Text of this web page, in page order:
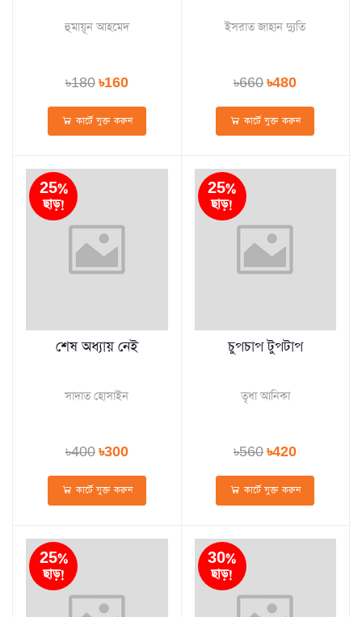
হুমায়ূন আহমেদ
৳180৳160
কার্টে যুক্ত করুন
ইসরাত জাহান দ্যুতি
৳660৳480
কার্টে যুক্ত করুন
25%
ছাড়!
শেষ অধ্যায় নেই
সাদাত হোসাইন
৳400৳300
কার্টে যুক্ত করুন
25%
ছাড়!
চুপচাপ টুপটাপ
তৃধা আনিকা
৳560৳420
কার্টে যুক্ত করুন
25%
ছাড়!
30%
ছাড়!